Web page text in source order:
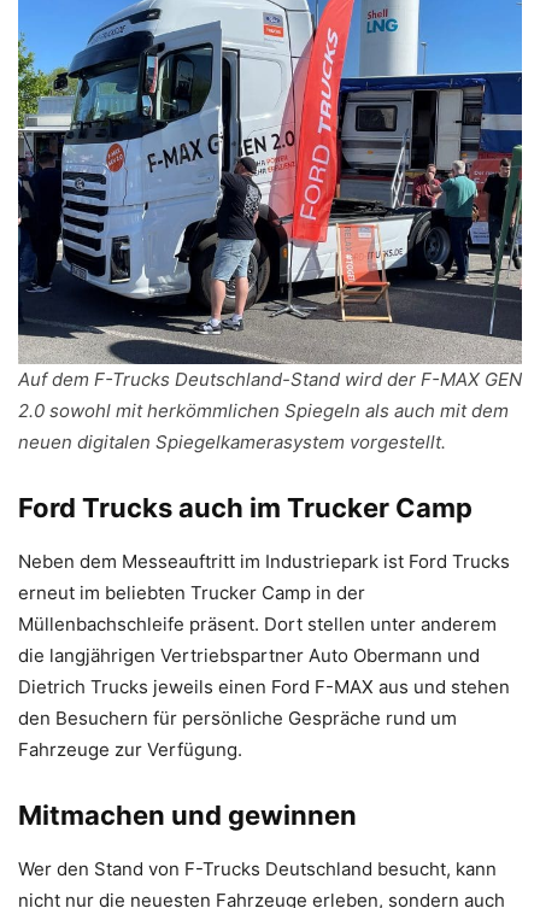
Auf dem F-Trucks Deutschland-Stand wird der F-MAX GEN
2.0 sowohl mit herkömmlichen Spiegeln als auch mit dem
neuen digitalen Spiegelkamerasystem vorgestellt.
Ford Trucks auch im Trucker Camp
Neben dem Messeauftritt im Industriepark ist Ford Trucks
erneut im beliebten Trucker Camp in der
Müllenbachschleife präsent. Dort stellen unter anderem
die langjährigen Vertriebspartner Auto Obermann und
Dietrich Trucks jeweils einen Ford F-MAX aus und stehen
den Besuchern für persönliche Gespräche rund um
Fahrzeuge zur Verfügung.
Mitmachen und gewinnen
Wer den Stand von F-Trucks Deutschland besucht, kann
nicht nur die neuesten Fahrzeuge erleben, sondern auch